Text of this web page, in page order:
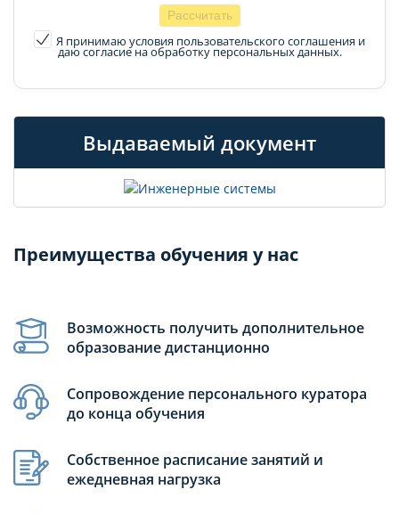
Я принимаю условия пользовательского соглашения и
даю согласие на обработку персональных данных.
Выдаваемый документ
Преимущества обучения у нас
Возможность получить дополнительное
образование дистанционно
Сопровождение персонального куратора
до конца обучения
Собственное расписание занятий и
ежедневная нагрузка